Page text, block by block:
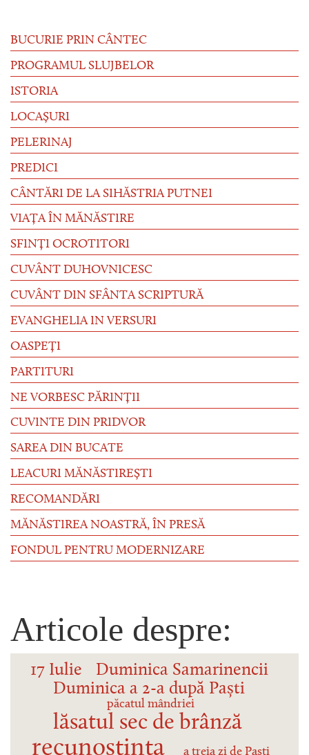
BUCURIE PRIN CÂNTEC
PROGRAMUL SLUJBELOR
ISTORIA
LOCAȘURI
PELERINAJ
PREDICI
CÂNTĂRI DE LA SIHĂSTRIA PUTNEI
VIAȚA ÎN MĂNĂSTIRE
SFINȚI OCROTITORI
CUVÂNT DUHOVNICESC
CUVÂNT DIN SFÂNTA SCRIPTURĂ
EVANGHELIA IN VERSURI
OASPEȚI
PARTITURI
NE VORBESC PĂRINȚII
CUVINTE DIN PRIDVOR
SAREA DIN BUCATE
LEACURI MĂNĂSTIREȘTI
RECOMANDĂRI
MĂNĂSTIREA NOASTRĂ, ÎN PRESĂ
FONDUL PENTRU MODERNIZARE
Articole despre:
17 Iulie
Duminica Samarinencii
Duminica a 2-a după Paști
păcatul mândriei
lăsatul sec de brânză
recunoștința a treia zi de Paști